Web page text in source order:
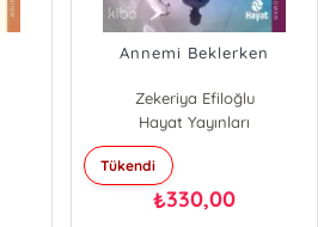
Annemi Beklerken
Zekeriya Efiloğlu
Hayat Yayınları
Tükendi
₺330,00